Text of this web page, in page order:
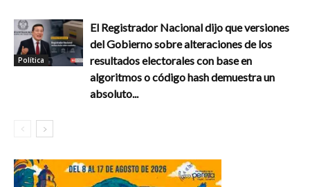
Política
El Registrador Nacional dijo que versiones
del Gobierno sobre alteraciones de los
resultados electorales con base en
algoritmos o código hash demuestra un
absoluto...